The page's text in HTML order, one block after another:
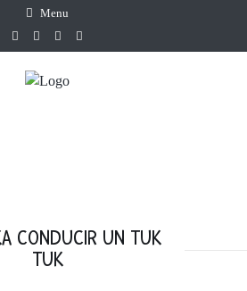
Menu
CONDUCIR UN TUK
TUK